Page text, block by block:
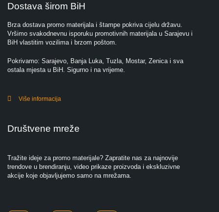
Dostava širom BiH
Brza dostava promo materijala i štampe pokriva cijelu državu.
Vršimo svakodnevnu isporuku promotivnih materijala u Sarajevu i
BiH vlastitim vozilima i brzom poštom.
Pokrivamo: Sarajevo, Banja Luka, Tuzla, Mostar, Zenica i sva
ostala mjesta u BiH. Sigurno i na vrijeme.
Više informacija
Društvene mreže
Tražite ideje za promo materijale? Zapratite nas za najnovije
trendove u brendiranju, video prikaze proizvoda i ekskluzivne
akcije koje objavljujemo samo na mrežama.